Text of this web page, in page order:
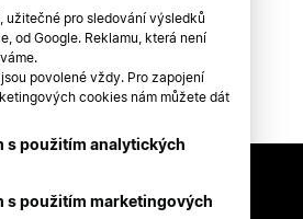
užitečné pro sledování výsledků
od Google. Reklamu, která není
povolené vždy. Pro zapojení
cookies nám můžete dát
s použitím analytických
s použitím marketingových